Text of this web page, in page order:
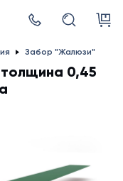
Забор "Жалюзи"
толщина 0,45